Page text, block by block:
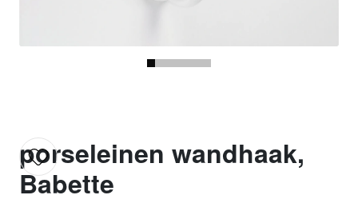
porseleinen wandhaak,
Babette